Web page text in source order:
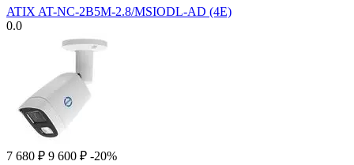
ATIX AT-NC-2B5M-2.8/MSIODL-AD (4E)
0.0
7 680 ₽ 9 600 ₽ -20%